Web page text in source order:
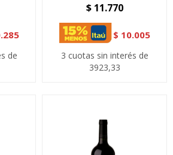
de
$ 11.770
$ 10.005
3 cuotas sin interés de
3923,33